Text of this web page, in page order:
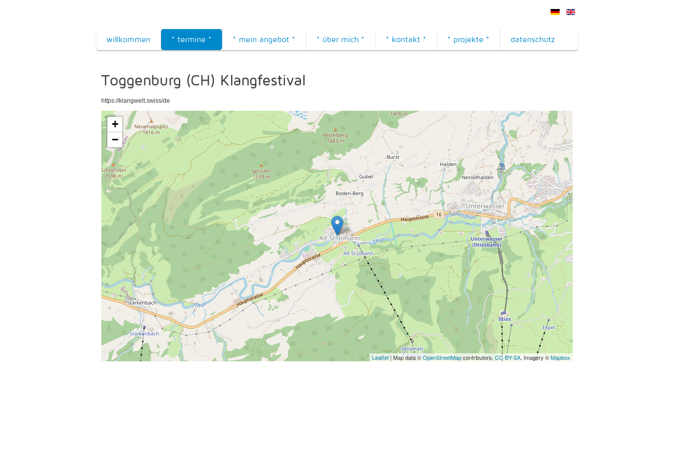
willkommen * termine * * mein angebot * * über mich * * kontakt * * projekte * datenschutz
Toggenburg (CH) Klangfestival
https://klangwelt.swiss/de
+
−
Leaflet | Map data ©OpenStreetMapcontributors, CC-BY-SA, Imagery ©Mapbox